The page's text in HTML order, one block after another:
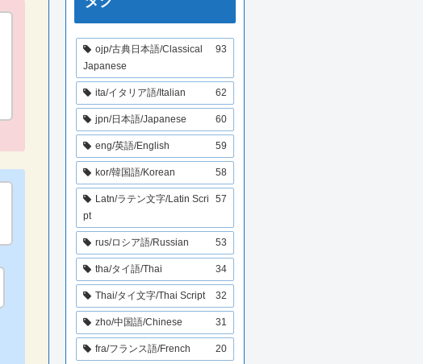
ojp/古典日本語/Classical
Japanese
93
ita/イタリア語/Italian 62
jpn/日本語/Japanese 60
eng/英語/English 59
kor/韓国語/Korean 58
Latn/ラテン文字/Latin Scri
pt
57
rus/ロシア語/Russian 53
tha/タイ語/Thai 34
Thai/タイ文字/Thai Script 32
zho/中国語/Chinese 31
fra/フランス語/French 20